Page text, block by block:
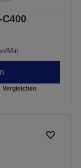
Min.
Vergleichen